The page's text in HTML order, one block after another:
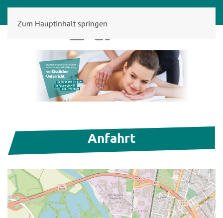
Zum Hauptinhalt springen
Anfahrt